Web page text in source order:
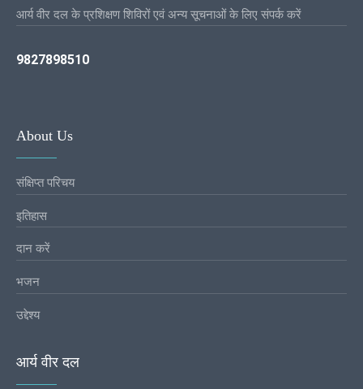
आर्य वीर दल के प्रशिक्षण शिविरों एवं अन्य सूचनाओं के लिए संपर्क करें
9827898510
About Us
संक्षिप्त परिचय
इतिहास
दान करें
भजन
उद्देश्य
आर्य वीर दल